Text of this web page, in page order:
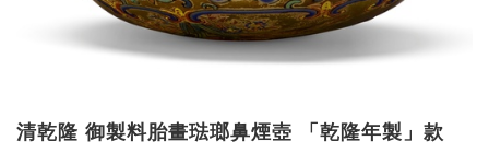
清乾隆 御製料胎畫琺瑯鼻煙壺 「乾隆年製」款